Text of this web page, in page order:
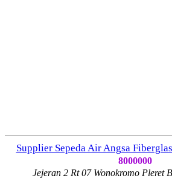
Supplier Sepeda Air Angsa
8000000
Jejeran 2 Rt 07 Wonokromo Pleret